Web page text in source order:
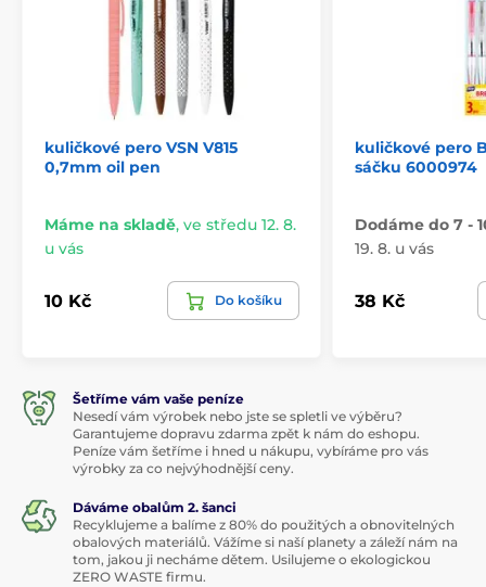
kuličkové pero VSN V815
0,7mm oil pen
Máme na skladě, ve středu 12. 8.
u vás
10 Kč Do košíku
kuličkové pero
sáčku 6000974
Dodáme do 7 -
19. 8. u vás
38 Kč
Šetříme vám vaše peníze
Nesedí vám výrobek nebo jste se spletli ve výběru?
Garantujeme dopravu zdarma zpět k nám do eshopu.
Peníze vám šetříme i hned u nákupu, vybíráme pro vás
výrobky za co nejvýhodnější ceny.
Dáváme obalům 2. šanci
Recyklujeme a balíme z 80% do použitých a obnovitelných
obalových materiálů. Vážíme si naší planety a záleží nám na
tom, jakou ji necháme dětem. Usilujeme o ekologickou
ZERO WASTE firmu.